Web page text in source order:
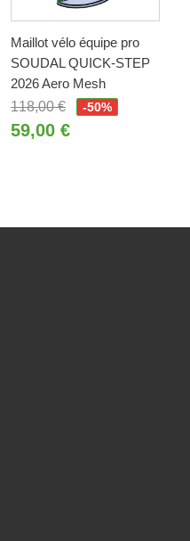
Maillot vélo équipe pro
SOUDAL QUICK-STEP
2026 Aero Mesh
118,00 €
-50%
59,00 €